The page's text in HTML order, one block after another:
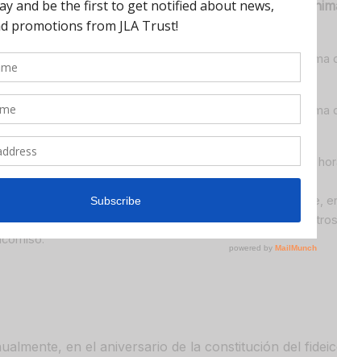
indicadas anteriormente, con una tarifa anual
hora indicadas anteriormente, con una tarifa anual mínima
hora indicadas anteriormente, con una tarifa anual mínima
de mercado del patrimonio, o al total de las tarifas por
año, lo que resulte mayor.
justo de mercado generalmente se determina anualmente,
del fideicomiso, e incluye efectivo, inversiones y
en el aniversario de la constitución del